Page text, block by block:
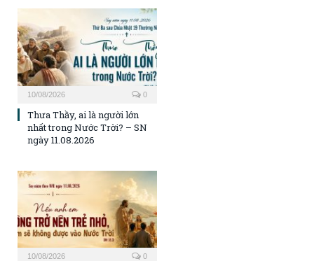
10/08/2026 0
Thưa Thầy, ai là người lớn
nhất trong Nước Trời? – SN
ngày 11.08.2026
10/08/2026 0